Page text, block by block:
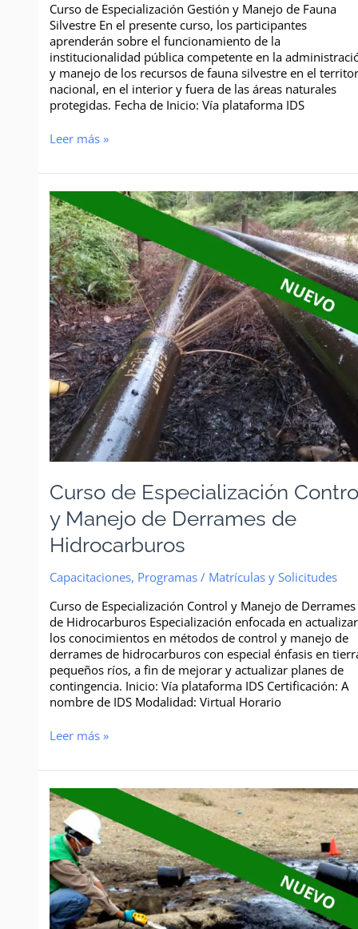
Curso de Especialización Gestión y Manejo de Fauna
Silvestre En el presente curso, los participantes
aprenderán sobre el funcionamiento de la
institucionalidad pública competente en la
y manejo de los recursos de fauna silvestre en el
nacional, en el interior y fuera de las áreas naturales
protegidas. Fecha de Inicio: Vía plataforma IDS
Leer más »
Curso de Especialización
y Manejo de Derrames de
Hidrocarburos
Capacitaciones, Programas / Matrículas y Solicitudes
Curso de Especialización Control y Manejo de Derrames
de Hidrocarburos Especialización enfocada en actualizar
los conocimientos en métodos de control y manejo de
derrames de hidrocarburos con especial énfasis en
pequeños ríos, a fin de mejorar y actualizar planes de
contingencia. Inicio: Vía plataforma IDS Certificación: A
nombre de IDS Modalidad: Virtual Horario
Curso
de
Especialización
Control
y
Manejo
de
Derrames
de
Hidrocarburos
Leer más »
Curso
de
Especialización
Manejo
de
Pasivos
Ambientales
por
Hidrocarburos